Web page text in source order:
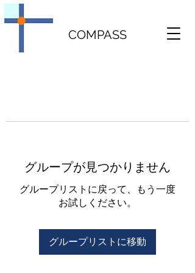
COMPASS
グループが見つかりません
グループリストに戻って、もう一度
お試しください。
グループリストに移動